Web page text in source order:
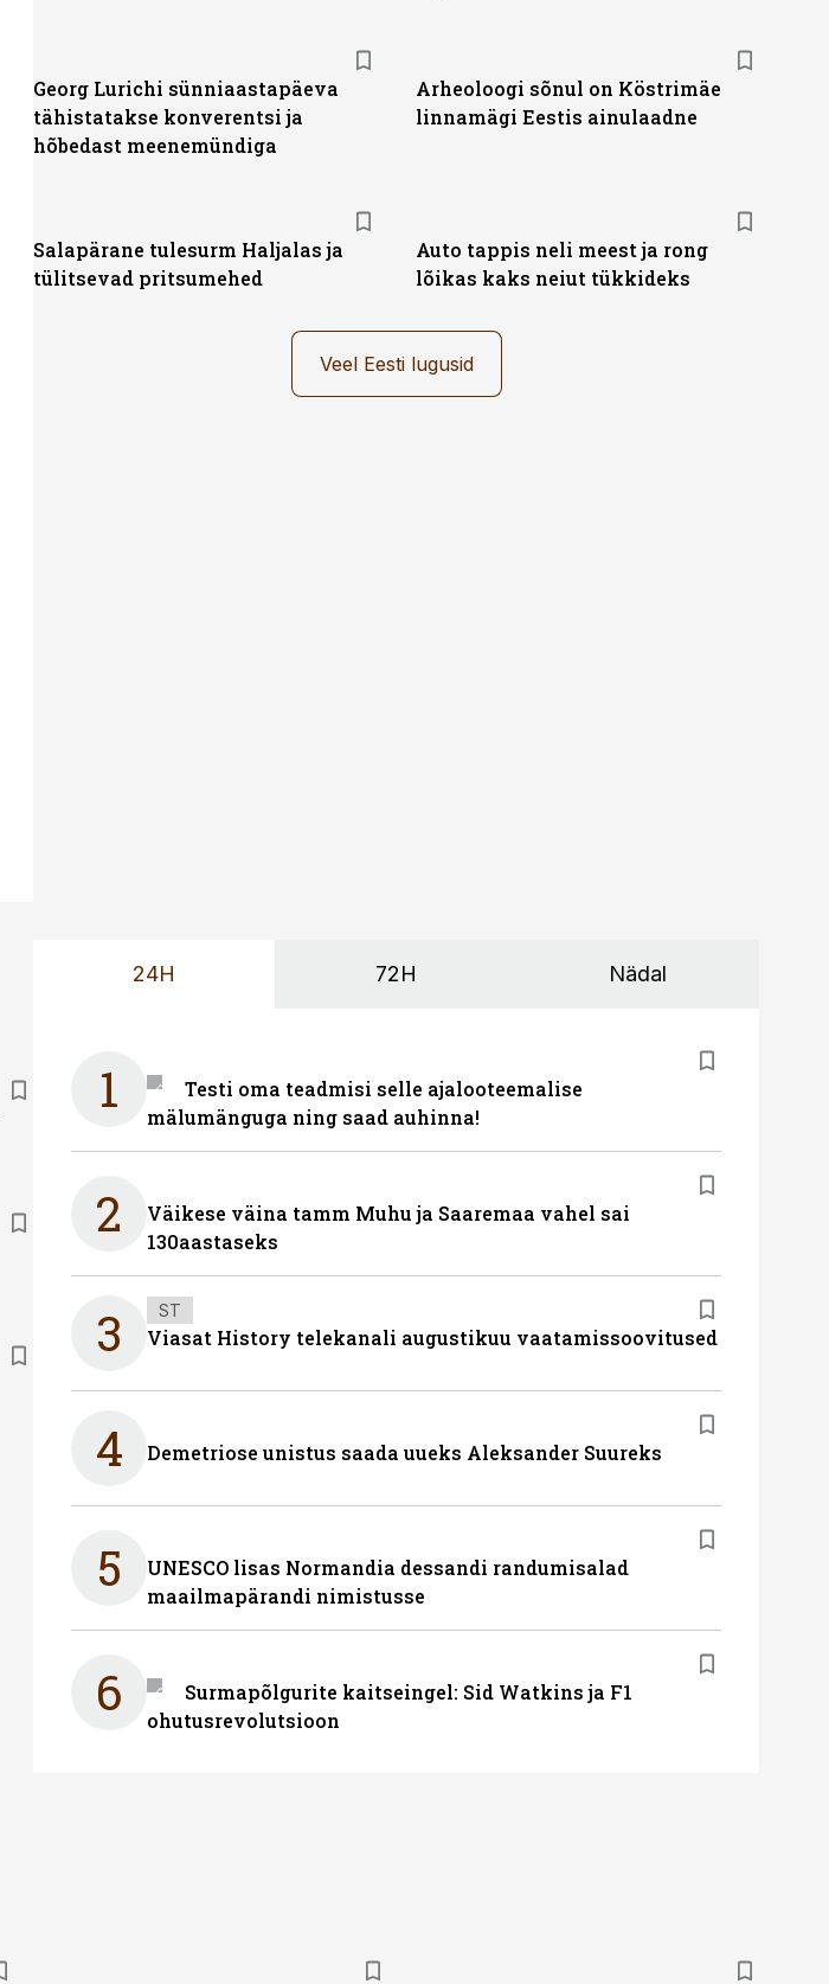
Georg Lurichi sünniaastapäeva
tähistatakse konverentsi ja
hõbedast meenemündiga
Arheoloogi sõnul on Köstrimäe
linnamägi Eestis ainulaadne
Salapärane tulesurm Haljalas ja
tülitsevad pritsumehed
Auto tappis neli meest ja rong
lõikas kaks neiut tükkideks
Veel Eesti lugusid
24H 72H Nädal
1
Testi oma teadmisi selle ajalooteemalise
mälumänguga ning saad auhinna!
2
Väikese väina tamm Muhu ja Saaremaa vahel sai
130aastaseks
3 ST
Viasat History telekanali augustikuu vaatamissoovitused
4 Demetriose unistus saada uueks Aleksander Suureks
5
UNESCO lisas Normandia dessandi randumisalad
maailmapärandi nimistusse
6
Surmapõlgurite kaitseingel: Sid Watkins ja F1
ohutusrevolutsioon